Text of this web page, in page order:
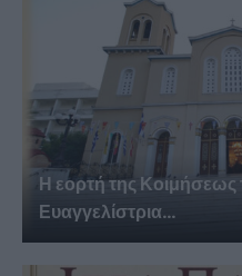
Η εορτή της Κοιμήσεως
Ευαγγελίστρια...